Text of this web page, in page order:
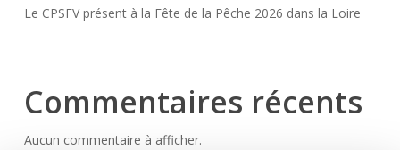
Le CPSFV présent à la Fête de la Pêche 2026 dans la Loire
Commentaires récents
Aucun commentaire à afficher.